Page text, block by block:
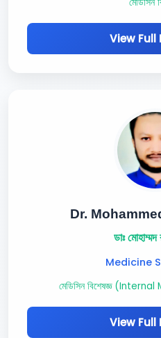
View Full
Dr.
ডাঃ মোহাম্মদ
Medicine
মেডিসিন বিশেষজ্ঞ
View Full